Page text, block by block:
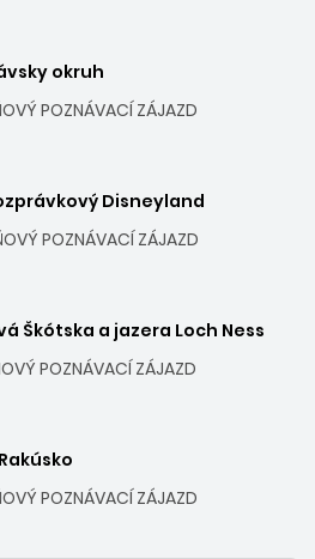
okruh
POZNÁVACÍ ZÁJAZD
Disneyland
POZNÁVACÍ ZÁJAZD
Škótska a jazera Loch Ness
POZNÁVACÍ ZÁJAZD
POZNÁVACÍ ZÁJAZD